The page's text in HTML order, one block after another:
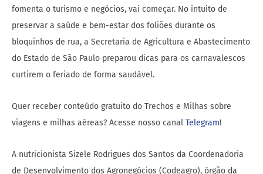
fomenta o turismo e negócios, vai começar. No intuito de
preservar a saúde e bem-estar dos foliões durante os
bloquinhos de rua, a Secretaria de Agricultura e Abastecimento
do Estado de São Paulo preparou dicas para os carnavalescos
curtirem o feriado de forma saudável.
Quer receber conteúdo gratuito do Trechos e Milhas sobre
viagens e milhas aéreas? Acesse nosso canal Telegram!
A nutricionista Sizele Rodrigues dos Santos da Coordenadoria
de Desenvolvimento dos Agronegócios (Codeagro), órgão da